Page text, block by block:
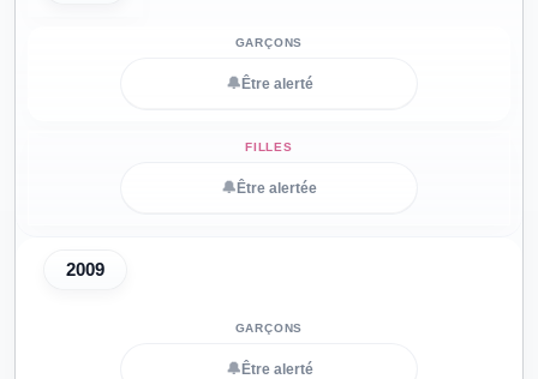
🔔 Être alerté
🔔 Être alertée
2009
🔔 Être alerté